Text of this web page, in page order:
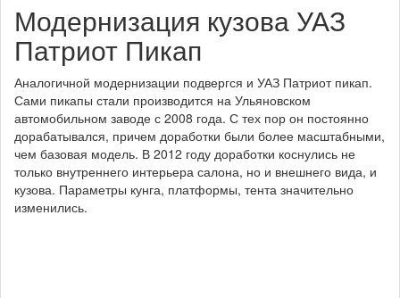
Модернизация кузова УАЗ
Патриот Пикап
Аналогичной модернизации подвергся и УАЗ Патриот пикап.
Сами пикапы стали производится на Ульяновском
автомобильном заводе с 2008 года. С тех пор он постоянно
дорабатывался, причем доработки были более масштабными,
чем базовая модель. В 2012 году доработки коснулись не
только внутреннего интерьера салона, но и внешнего вида, и
кузова. Параметры кунга, платформы, тента значительно
изменились.